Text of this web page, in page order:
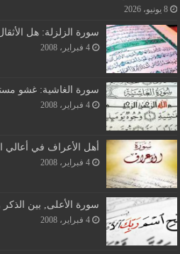
8 يونيو، 2026
سورة الزلزلة: هل
4 فبراير، 2008
سورة الغاشية: غشو
4 فبراير، 2008
أهل الأعراف في أعالي
4 فبراير، 2008
سورة الأعلى, بين الذكر
4 فبراير، 2008